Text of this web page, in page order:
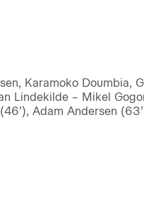
Karamoko Doumbia,
Lindekilde – Mikel
Adam Andersen